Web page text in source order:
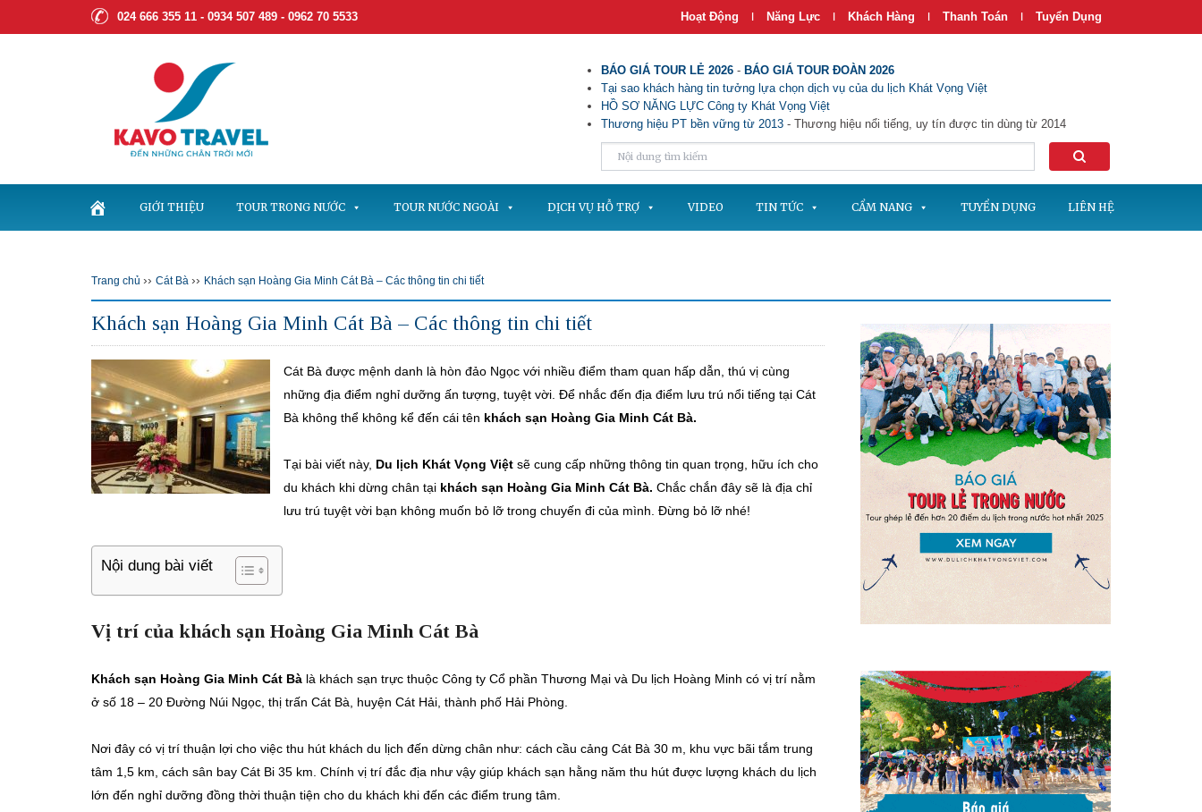
024 666 355 11 - 0934 507 489 - 0962 70 5533 Hoạt Động | Năng Lực | Khách Hàng | Thanh Toán | Tuyển Dụng
BÁO GIÁ TOUR LẺ 2026 - BÁO GIÁ TOUR ĐOÀN 2026
Tại sao khách hàng tin tưởng lựa chọn dịch vụ của du lịch Khát Vọng Việt
HỒ SƠ NĂNG LỰC Công ty Khát Vọng Việt
Thương hiệu PT bền vững từ 2013 - Thương hiệu nổi tiếng, uy tín được tin dùng từ 2014
GIỚI THIỆU TOUR TRONG NƯỚC TOUR NƯỚC NGOÀI DỊCH VỤ HỖ TRỢ VIDEO TIN TỨC CẨM NANG TUYỂN DỤNG LIÊN HỆ
Trang chủ ›› Cát Bà ›› Khách sạn Hoàng Gia Minh Cát Bà – Các thông tin chi tiết
Khách sạn Hoàng Gia Minh Cát Bà – Các thông tin chi tiết
Cát Bà được mệnh danh là hòn đảo Ngọc với nhiều điểm tham quan hấp dẫn, thú vị cùng
những địa điểm nghỉ dưỡng ấn tượng, tuyệt vời. Để nhắc đến địa điểm lưu trú nổi tiếng tại Cát
Bà không thể không kể đến cái tên khách sạn Hoàng Gia Minh Cát Bà.
Tại bài viết này, Du lịch Khát Vọng Việt sẽ cung cấp những thông tin quan trọng, hữu ích cho
du khách khi dừng chân tại khách sạn Hoàng Gia Minh Cát Bà. Chắc chắn đây sẽ là địa chỉ
lưu trú tuyệt vời bạn không muốn bỏ lỡ trong chuyến đi của mình. Đừng bỏ lỡ nhé!
Nội dung bài viết
Vị trí của khách sạn Hoàng Gia Minh Cát Bà
Khách sạn Hoàng Gia Minh Cát Bà là khách sạn trực thuộc Công ty Cổ phần Thương Mại và Du lịch Hoàng Minh có vị trí nằm
ở số 18 – 20 Đường Núi Ngọc, thị trấn Cát Bà, huyện Cát Hải, thành phố Hải Phòng.
Nơi đây có vị trí thuận lợi cho việc thu hút khách du lịch đến dừng chân như: cách cầu cảng Cát Bà 30 m, khu vực bãi tắm trung
tâm 1,5 km, cách sân bay Cát Bi 35 km. Chính vị trí đắc địa như vậy giúp khách sạn hằng năm thu hút được lượng khách du lịch
lớn đến nghỉ dưỡng đồng thời thuận tiện cho du khách khi đến các điểm trung tâm.